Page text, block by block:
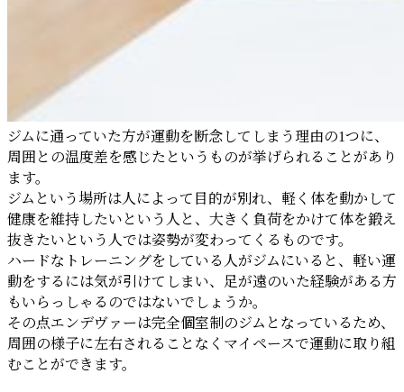
ジムに通っていた方が運動を断念してしまう理由の1つに、
周囲との温度差を感じたというものが挙げられることがあり
ます。
ジムという場所は人によって目的が別れ、軽く体を動かして
健康を維持したいという人と、大きく負荷をかけて体を鍛え
抜きたいという人では姿勢が変わってくるものです。
ハードなトレーニングをしている人がジムにいると、軽い運
動をするには気が引けてしまい、足が遠のいた経験がある方
もいらっしゃるのではないでしょうか。
その点エンデヴァーは完全個室制のジムとなっているため、
周囲の様子に左右されることなくマイペースで運動に取り組
むことができます。